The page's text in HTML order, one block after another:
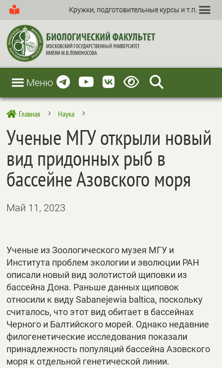
Кружки, подготовительные курсы и т.п.
Меню
 Главная 5 Наука 5
Ученые МГУ открыли новый
вид придонных рыб в
бассейне Азовского моря
Май 11, 2023
Ученые из Зоологического музея МГУ и
Института проблем экологии и эволюции РАН
описали новый вид золотистой щиповки из
бассейна Дона. Раньше данных щиповок
относили к виду Sabanejewia baltica, поскольку
считалось, что этот вид обитает в бассейнах
Черного и Балтийского морей. Однако недавние
филогенетические исследования показали
принадлежность популяций бассейна Азовского
моря к отдельной генетической линии.